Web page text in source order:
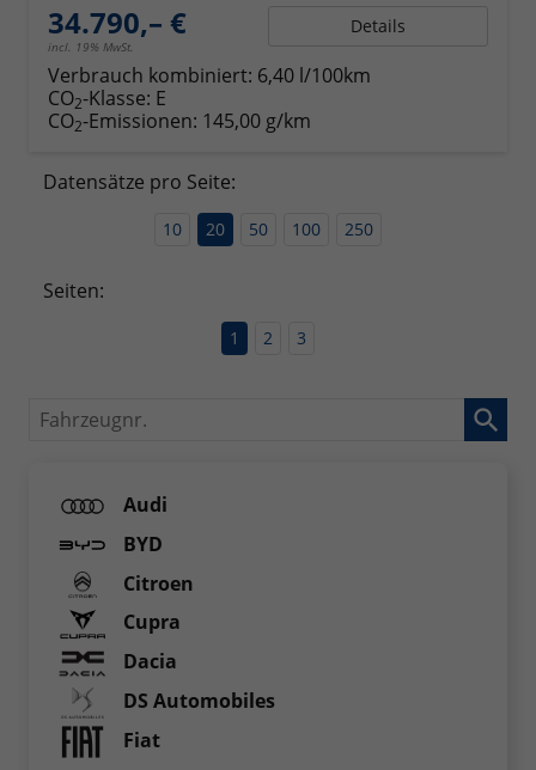
34.790,– €
incl. 19% MwSt.
Details
Verbrauch kombiniert: 6,40 l/100km
CO2-Klasse: E
CO2-Emissionen: 145,00 g/km
Datensätze pro Seite:
10 20 50 100 250
Seiten:
1 2 3
Fahrzeugnr.
Audi
BYD
Citroen
Cupra
Dacia
DS Automobiles
Fiat